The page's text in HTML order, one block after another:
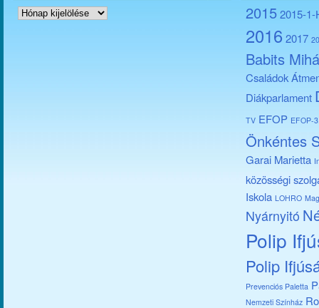
Archívum 20152015-1-
2016 2017
Babits
Családok
Diákparlament
TV EFOP EFOP-
Önkéntes
Garai Marietta
közösségi
Iskola LOHRO
Nyárnyitó
Polip
Polip
Prevenciós Paletta
Nemzeti Színház